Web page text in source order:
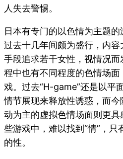
人失去警惕。
日本有专门的以色情为主题
过去十几年间颇为盛行，内
手段追求若干女性，视情况
程中也有不同程度的色情场面
戏。过去“H-game”还是以平
情节展现来释放性诱惑，而
动为主的虚拟色情场面则更
些游戏中，难以找到“情”，
的性。